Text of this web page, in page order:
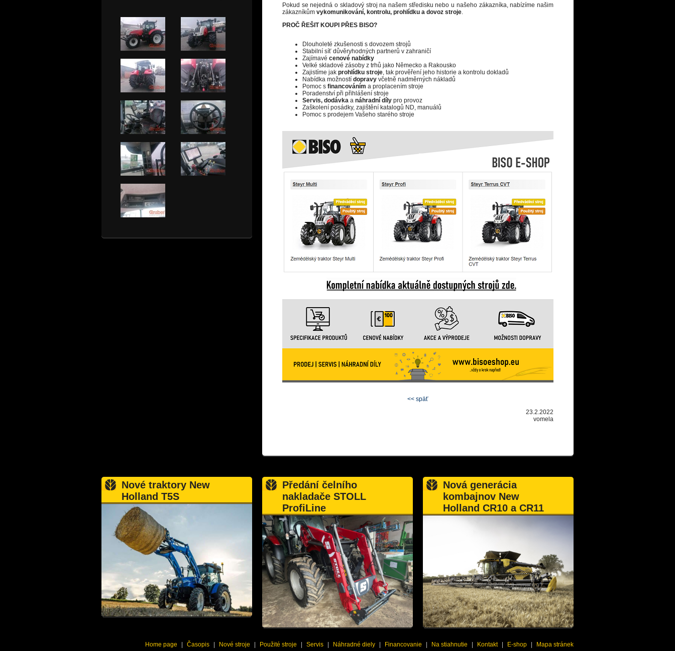
Pokud se nejedná o skladový stroj na našem středisku nebo u našeho zákazníka, nabízíme našim
zákazníkům vykomunikování, kontrolu, prohlídku a dovoz stroje.
PROČ ŘEŠIT KOUPI PŘES BISO?
Dlouholeté zkušenosti s dovozem strojů
Stabilní síť důvěryhodných partnerů v zahraničí
Zajímavé cenové nabídky
Velké skladové zásoby z trhů jako Německo a Rakousko
Zajistíme jak prohlídku stroje, tak prověření jeho historie a kontrolu dokladů
Nabídka možností dopravy včetně nadměrných nákladů
Pomoc s financováním a proplacením stroje
Poradenství při přihlášení stroje
Servis, dodávka a náhradní díly pro provoz
Zaškolení posádky, zajištění katalogů ND, manuálů
Pomoc s prodejem Vašeho starého stroje
<< späť
23.2.2022
vomela
Nové traktory New
Holland T5S
Předání čelního
nakladače STOLL
ProfiLine
Nová generácia
kombajnov New
Holland CR10 a CR11
Home page Časopis Nové stroje Použité stroje Servis Náhradné diely Financovanie Na stiahnutie Kontakt E-shop Mapa stránek